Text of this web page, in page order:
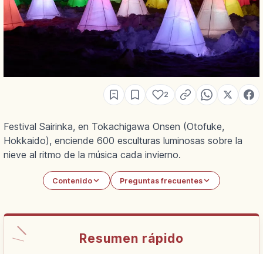
2
Festival Sairinka, en Tokachigawa Onsen (Otofuke,
Hokkaido), enciende 600 esculturas luminosas sobre la
nieve al ritmo de la música cada invierno.
Contenido Preguntas frecuentes
Resumen rápido